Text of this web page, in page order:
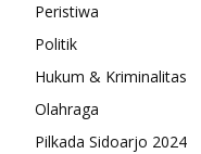
Peristiwa
Politik
Hukum & Kriminalitas
Olahraga
Pilkada Sidoarjo 2024